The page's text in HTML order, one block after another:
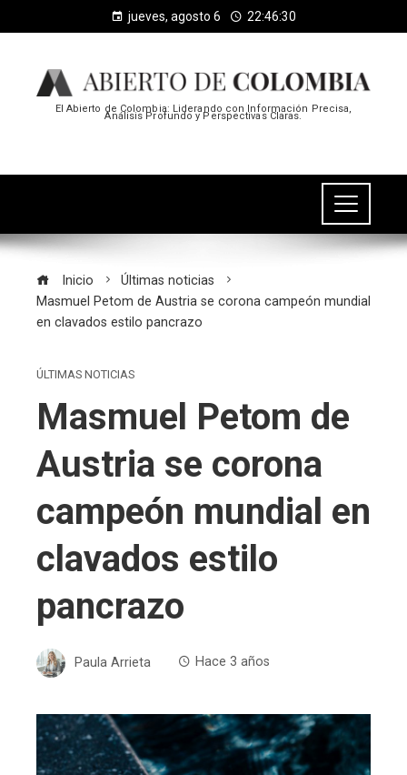
jueves, agosto 6 22:46:31
El Abierto de Colombia: Liderando con Información Precisa,
Análisis Profundo y Perspectivas Claras.
Inicio
Últimas noticias
Masmuel Petom de Austria se corona campeón mundial
en clavados estilo pancrazo
ÚLTIMAS NOTICIAS
Masmuel Petom de
Austria se corona
campeón mundial en
clavados estilo
pancrazo
Paula Arrieta Hace 3 años